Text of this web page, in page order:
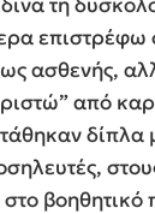
επιστρέφω
ασθενής,
από
δίπλα
στο